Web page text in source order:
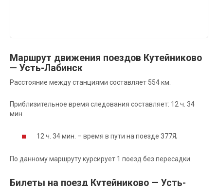
Маршрут движения поездов Кутейниково
— Усть-Лабинск
Расстояние между станциями составляет 554 км.
Приблизительное время следования составляет: 12 ч. 34
мин.
12 ч. 34 мин. – время в пути на поезде 377Я;
По данному маршруту курсирует 1 поезд без пересадки.
Билеты на поезд Кутейниково — Усть-